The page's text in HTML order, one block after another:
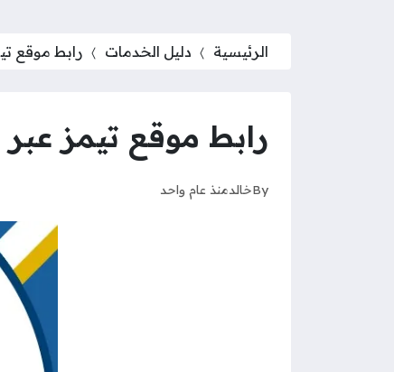
الرئيسية دليل الخدمات رابط موقع
رابط موقع تيمز عبر
Byخالدمنذ عام واحد